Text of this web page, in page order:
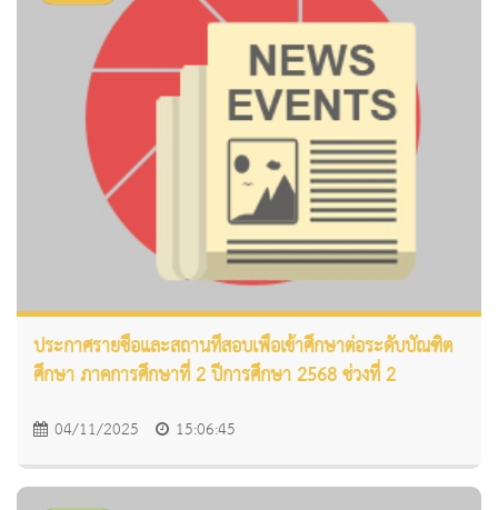
ประกาศรายชื่อและสถานที่สอบเพื่อเข้าศึกษาต่อระดับบัณฑิต
ศึกษา ภาคการศึกษาที่ 2 ปีการศึกษา 2568 ช่วงที่ 2
04/11/2025 15:06:45